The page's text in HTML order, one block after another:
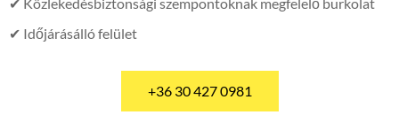
✔ Időjárásálló felület
+36 30 427 0981